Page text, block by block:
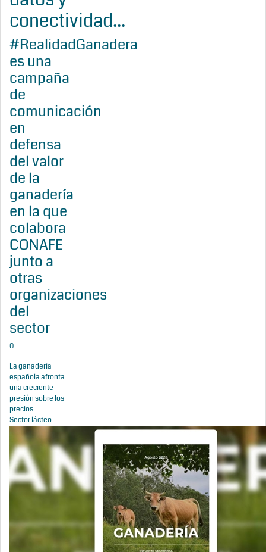
conectividad...
#RealidadGanadera
es una
campaña
de
comunicación
en
defensa
del valor
de la
ganadería
en la que
colabora
CONAFE
junto a
otras
organizaciones
del
sector
0
La ganadería
española afronta
una creciente
presión sobre los
precios
Sector lácteo